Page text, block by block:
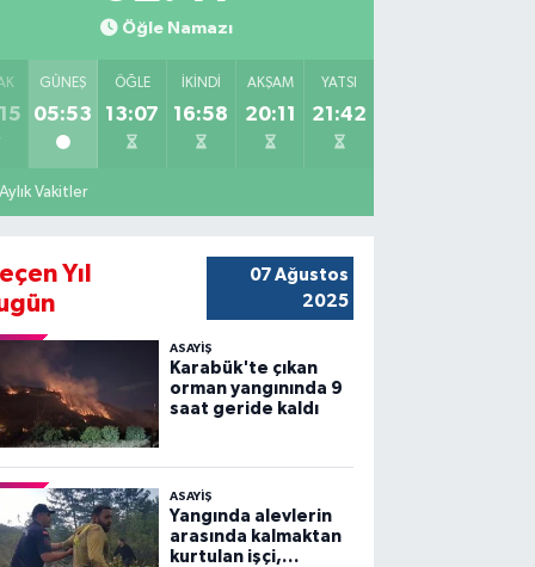
Öğle Namazı
GÜNEŞ
05:53
ÖĞLE
13:07
İKINDI
16:58
AKŞAM
20:11
YATSI
21:42
Aylık Vakitler
Yıl
07 Ağustos
2025
ASAYİŞ
Karabük'te çıkan
orman yangınında 9
saat geride kaldı
ASAYİŞ
Yangında alevlerin
arasında kalmaktan
kurtulan işçi,